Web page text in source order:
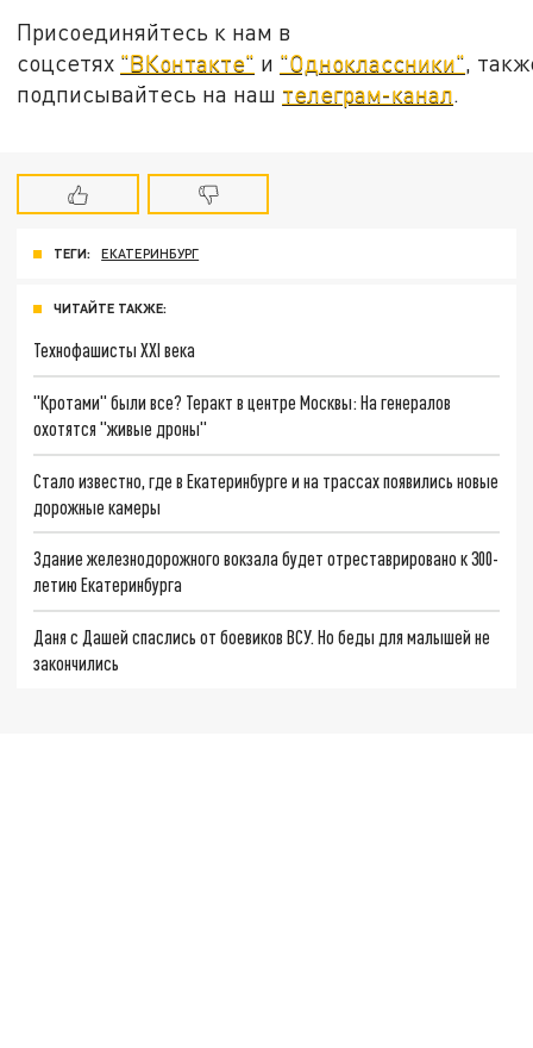
Присоединяйтесь к нам в
соцсетях "ВКонтакте" и "Одноклассники",
подписывайтесь на наш телеграм-канал.
ТЕГИ: ЕКАТЕРИНБУРГ
ЧИТАЙТЕ ТАКЖЕ:
Технофашисты XXI века
"Кротами" были все? Теракт в центре Москвы: На генералов
охотятся "живые дроны"
Стало известно, где в Екатеринбурге и на трассах появились новые
дорожные камеры
Здание железнодорожного вокзала будет отреставрировано к 300-
летию Екатеринбурга
Даня с Дашей спаслись от боевиков ВСУ. Но беды для малышей не
закончились